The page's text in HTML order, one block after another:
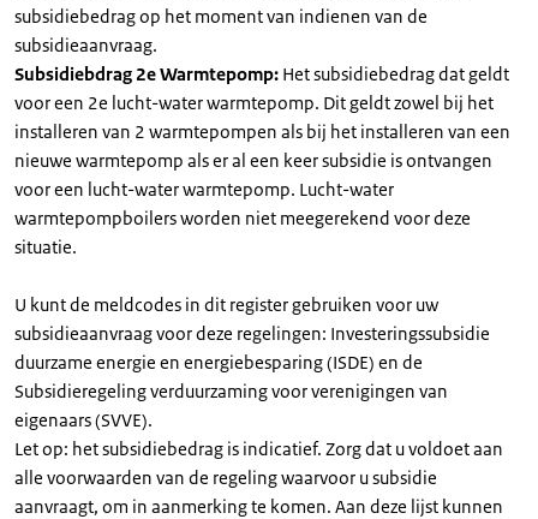
subsidiebedrag op het moment van indienen van de
subsidieaanvraag.
Subsidiebdrag 2e Warmtepomp: Het subsidiebedrag dat geldt
voor een 2e lucht-water warmtepomp. Dit geldt zowel bij het
installeren van 2 warmtepompen als bij het installeren van een
nieuwe warmtepomp als er al een keer subsidie is ontvangen
voor een lucht-water warmtepomp. Lucht-water
warmtepompboilers worden niet meegerekend voor deze
situatie.
U kunt de meldcodes in dit register gebruiken voor uw
subsidieaanvraag voor deze regelingen: Investeringssubsidie
duurzame energie en energiebesparing (ISDE) en de
Subsidieregeling verduurzaming voor verenigingen van
eigenaars (SVVE).
Let op: het subsidiebedrag is indicatief. Zorg dat u voldoet aan
alle voorwaarden van de regeling waarvoor u subsidie
aanvraagt, om in aanmerking te komen. Aan deze lijst kunnen